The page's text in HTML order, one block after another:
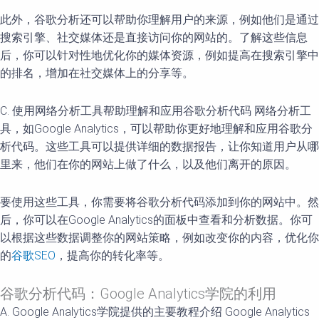
此外，谷歌分析还可以帮助你理解用户的来源，例如他们是通过
搜索引擎、社交媒体还是直接访问你的网站的。了解这些信息
后，你可以针对性地优化你的媒体资源，例如提高在搜索引擎中
的排名，增加在社交媒体上的分享等。
C. 使用网络分析工具帮助理解和应用谷歌分析代码 网络分析工
具，如Google Analytics，可以帮助你更好地理解和应用谷歌分
析代码。这些工具可以提供详细的数据报告，让你知道用户从哪
里来，他们在你的网站上做了什么，以及他们离开的原因。
要使用这些工具，你需要将谷歌分析代码添加到你的网站中。然
后，你可以在Google Analytics的面板中查看和分析数据。你可
以根据这些数据调整你的网站策略，例如改变你的内容，优化你
的谷歌SEO ，提高你的转化率等。
谷歌分析代码：Google Analytics学院的利用
A. Google Analytics学院提供的主要教程介绍 Google Analytics